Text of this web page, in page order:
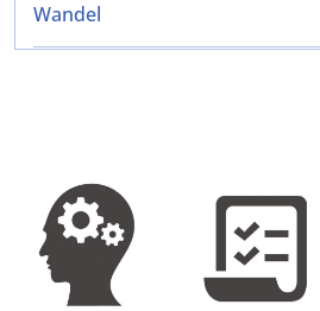
Wandel